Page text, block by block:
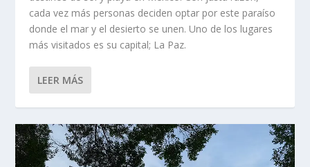
cada vez más personas deciden optar por este paraíso
donde el mar y el desierto se unen. Uno de los lugares
más visitados es su capital; La Paz.
LEER MÁS